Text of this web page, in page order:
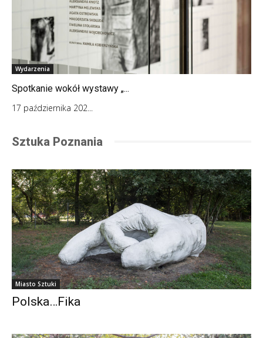
Wydarzenia
Spotkanie wokół wystawy „...
17 października 202...
Sztuka Poznania
Miasto Sztuki
Polska…Fika